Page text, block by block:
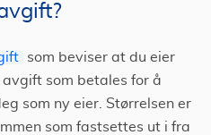
som beviser at du eier
som betales for å
som ny eier. Størrelsen er
som fastsettes ut i fra